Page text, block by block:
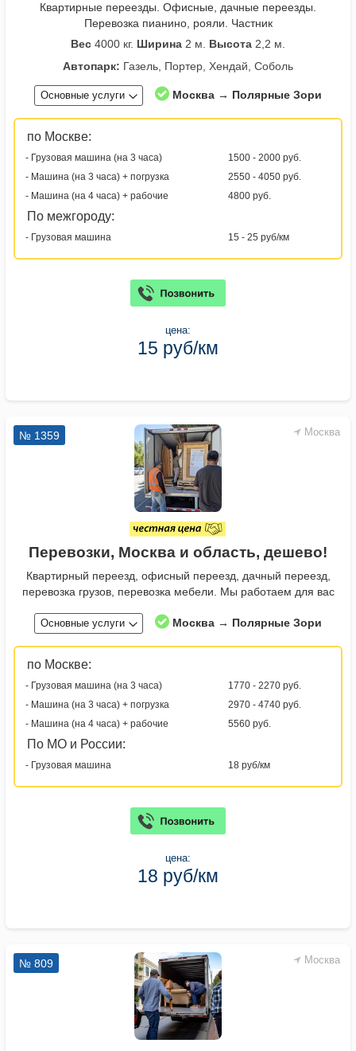
Квартирные переезды. Офисные, дачные переезды.
Перевозка пианино, рояли. Частник
Вес 4000 кг. Ширина 2 м. Высота 2,2 м.
Автопарк: Газель, Портер, Хендай, Соболь
Основные услуги Москва → Полярные Зори
по Москве:
- Грузовая машина (на 3 часа)
1500 - 2000 руб.
- Машина (на 3 часа) + погрузка
2550 - 4050 руб.
- Машина (на 4 часа) + рабочие
4800 руб.
По межгороду:
- Грузовая машина 15 - 25 руб/км
цена:
15 руб/км
Москва
№ 1359
Перевозки, Москва и область, дешево!
Квартирный переезд, офисный переезд, дачный переезд,
перевозка грузов, перевозка мебели. Мы работаем для вас
Основные услуги Москва → Полярные Зори
по Москве:
- Грузовая машина (на 3 часа)
1770 - 2270 руб.
- Машина (на 3 часа) + погрузка
2970 - 4740 руб.
- Машина (на 4 часа) + рабочие
5560 руб.
По МО и России:
- Грузовая машина 18 руб/км
цена:
18 руб/км
Москва
№ 809